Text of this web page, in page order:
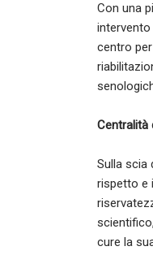
Con una
intervento
centro
Centralità
Sulla scia
rispetto e
cure la